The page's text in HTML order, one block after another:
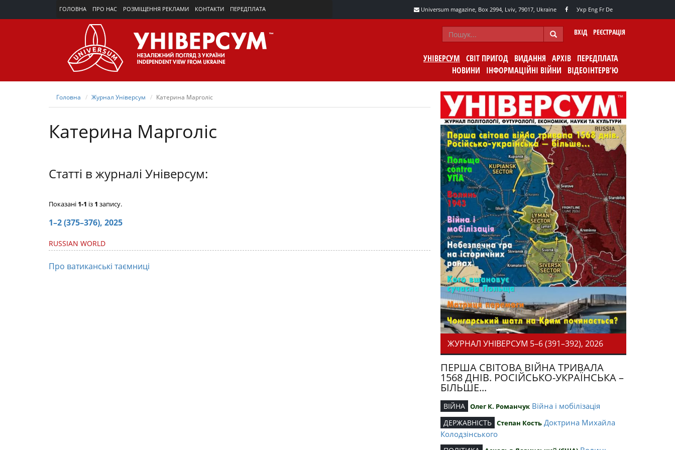
ГОЛОВНА ПРО НАС РОЗМІЩЕННЯ РЕКЛАМИ КОНТАКТИ ПЕРЕДПЛАТА Universum magazine, Box 2994, Lviv, 79017, Ukraine Укр Eng Fr De
ВХІД РЕЄСТРАЦІЯ
УНІВЕРСУМ СВІТ ПРИГОД ВИДАННЯ АРХІВ ПЕРЕДПЛАТА
НОВИНИ
ІНФОРМАЦІЙНІ ВІЙНИ ВІДЕОІНТЕРВ'Ю
Головна Журнал Універсум Катерина Марголіс
Катерина Марголіс
Статті в журналі Універсум:
Показані 1-1 із 1 запису.
1–2 (375–376), 2025
RUSSIAN WORLD
Про ватиканські таємниці
ЖУРНАЛ УНІВЕРСУМ 5–6 (391–392), 2026
ПЕРША СВІТОВА ВІЙНА ТРИВАЛА
1568 ДНІВ. РОСІЙСЬКО-УКРАЇНСЬКА –
БІЛЬШЕ...
ВІЙНА Олег К. Романчук Війна і мобілізація
ДЕРЖАВНІСТЬ Степан Кость Доктрина Михайла
Колодзінського